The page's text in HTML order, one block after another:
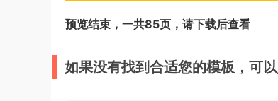
预览结束，一共85页，请下载后查看
如果没有找到合适您的模板，可以